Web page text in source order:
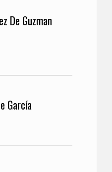
De Guzman
García